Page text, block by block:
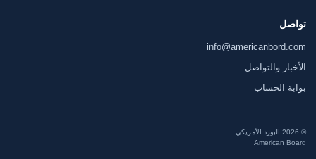
تواصل
info@americanbord.com
الأخبار والتواصل
بوابة الحساب
© 2026 البورد الأمريكي
American Board